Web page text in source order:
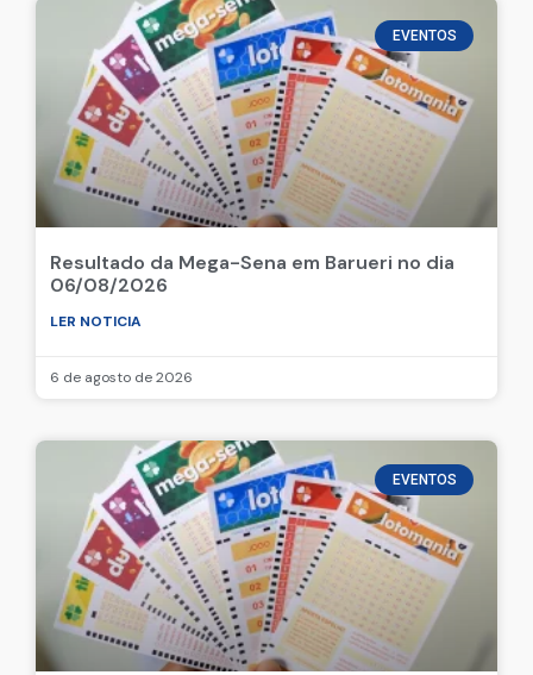
EVENTOS
Resultado da Mega-Sena em Barueri no dia
06/08/2026
LER NOTICIA
6 de agosto de 2026
EVENTOS